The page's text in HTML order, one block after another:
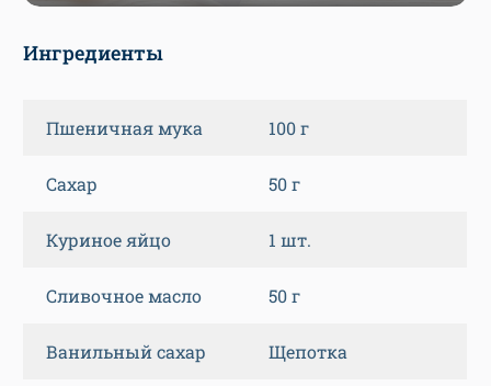
Ингредиенты
Пшеничная мука 100 г
Сахар 50 г
Куриное яйцо 1 шт.
Сливочное масло 50 г
Ванильный сахар Щепотка